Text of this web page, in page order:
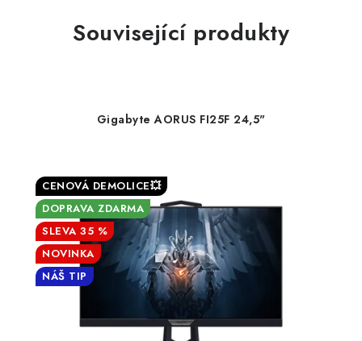
Související produkty
Gigabyte AORUS FI25F 24,5"
35 %
DOPRAVA ZDARMA
NOVINKA
NÁŠ TIP
CENOVÁ DEMOLICE💥